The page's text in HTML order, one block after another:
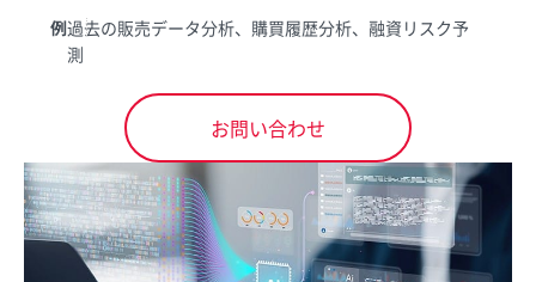
例過去の販売データ分析、購買履歴分析、融資リスク予
測
お問い合わせ